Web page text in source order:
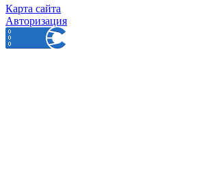
Карта сайта
Авторизация